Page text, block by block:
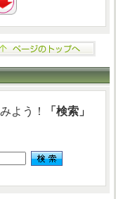
よう！
「検索」